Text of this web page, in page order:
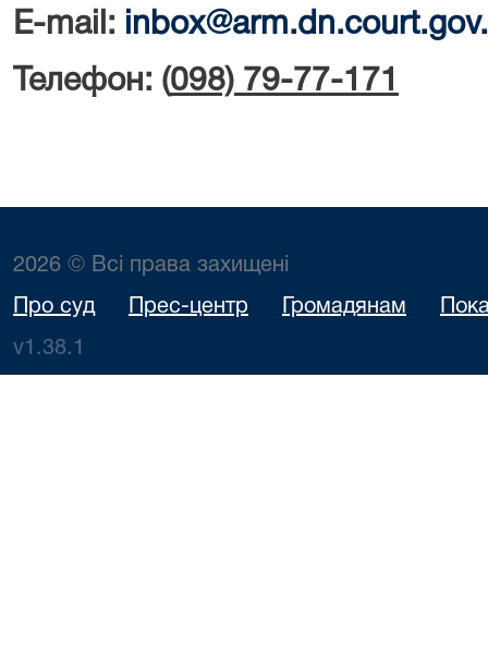
E-mail:
Телефон: (098) 79-77-171
2026 © Всі права захищені
Про суд Прес-центр Громадянам
v1.38.1